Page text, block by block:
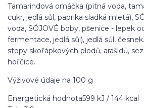
Tamarindová omáčka (pitná voda,
cukr, jedlá sůl, paprika sladká mletá),
voda, SÓJOVÉ boby, pšenice - lepek
fermentace, jedlá sůl), jedlá sůl,
stopy skořápkových plodů, arašídů,
hořčice.
Výživové údaje na 100 g
Energetická hodnota599 kJ / 144 kcal